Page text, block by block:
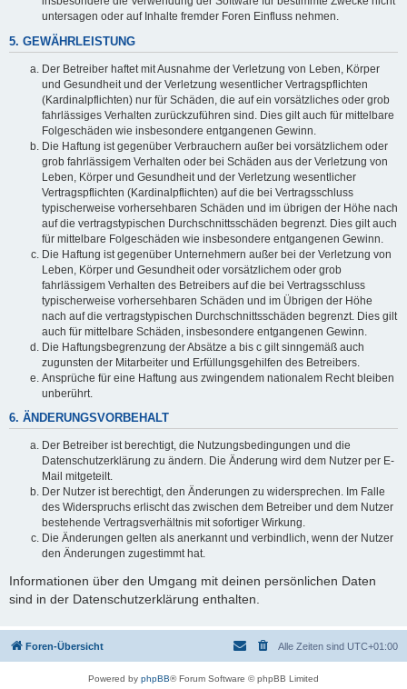
untersagen oder auf Inhalte fremder Foren Einfluss nehmen.
5. GEWÄHRLEISTUNG
Der Betreiber haftet mit Ausnahme der Verletzung von Leben, Körper
und Gesundheit und der Verletzung wesentlicher Vertragspflichten
(Kardinalpflichten) nur für Schäden, die auf ein vorsätzliches oder grob
fahrlässiges Verhalten zurückzuführen sind. Dies gilt auch für mittelbare
Folgeschäden wie insbesondere entgangenen Gewinn.
Die Haftung ist gegenüber Verbrauchern außer bei vorsätzlichem oder
grob fahrlässigem Verhalten oder bei Schäden aus der Verletzung von
Leben, Körper und Gesundheit und der Verletzung wesentlicher
Vertragspflichten (Kardinalpflichten) auf die bei Vertragsschluss
typischerweise vorhersehbaren Schäden und im übrigen der Höhe nach
auf die vertragstypischen Durchschnittsschäden begrenzt. Dies gilt auch
für mittelbare Folgeschäden wie insbesondere entgangenen Gewinn.
Die Haftung ist gegenüber Unternehmern außer bei der Verletzung von
Leben, Körper und Gesundheit oder vorsätzlichem oder grob
fahrlässigem Verhalten des Betreibers auf die bei Vertragsschluss
typischerweise vorhersehbaren Schäden und im Übrigen der Höhe
nach auf die vertragstypischen Durchschnittsschäden begrenzt. Dies gilt
auch für mittelbare Schäden, insbesondere entgangenen Gewinn.
Die Haftungsbegrenzung der Absätze a bis c gilt sinngemäß auch
zugunsten der Mitarbeiter und Erfüllungsgehilfen des Betreibers.
Ansprüche für eine Haftung aus zwingendem nationalem Recht bleiben
unberührt.
6. ÄNDERUNGSVORBEHALT
Der Betreiber ist berechtigt, die Nutzungsbedingungen und die
Datenschutzerklärung zu ändern. Die Änderung wird dem Nutzer per E-
Mail mitgeteilt.
Der Nutzer ist berechtigt, den Änderungen zu widersprechen. Im Falle
des Widerspruchs erlischt das zwischen dem Betreiber und dem Nutzer
bestehende Vertragsverhältnis mit sofortiger Wirkung.
Die Änderungen gelten als anerkannt und verbindlich, wenn der Nutzer
den Änderungen zugestimmt hat.
Informationen über den Umgang mit deinen persönlichen Daten
sind in der Datenschutzerklärung enthalten.
Foren-Übersicht Alle Zeiten sind UTC+01:00
Powered by phpBB® Forum Software © phpBB Limited